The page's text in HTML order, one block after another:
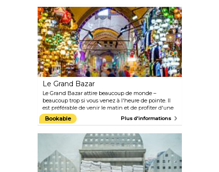
Le Grand Bazar
Le Grand Bazar attire beaucoup de monde –
beaucoup trop si vous venez à l'heure de pointe. Il
est préférable de venir le matin et de profiter d'une
tasse de thé dans l'un des cafés pendant que le
Bazar commence à s'animer. Il y a des milliers
tissus ou des épices. Le Bazar est un monde à lui
tout seul et il est facile (mais amusant) de se perdre
dans ses allées grouillantes de monde.
Bookable Plus d'informations